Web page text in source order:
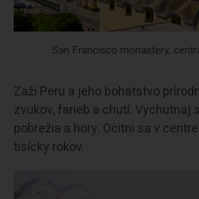
San Francisco monastery,
Zaži Peru a jeho bohatstvo
zvukov, farieb a chutí. Vychutnaj
pobrežia a hory. Ocitni sa v
tisícky rokov.